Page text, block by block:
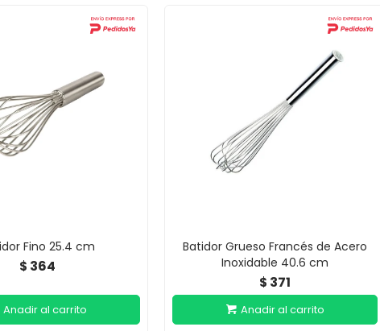
Fino 25.4 cm
$ 364
Batidor Grueso Francés de Acero
Inoxidable 40.6 cm
$ 371